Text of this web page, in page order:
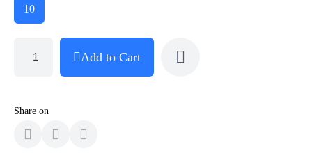
10
Add to Cart
Share on